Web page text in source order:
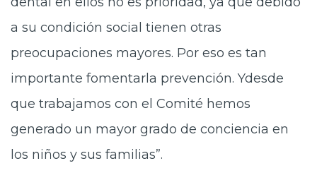
a su condición social tienen otras
preocupaciones mayores. Por eso es tan
importante fomentarla prevención. Ydesde
que trabajamos con el Comité hemos
generado un mayor grado de conciencia en
los niños y sus familias”.